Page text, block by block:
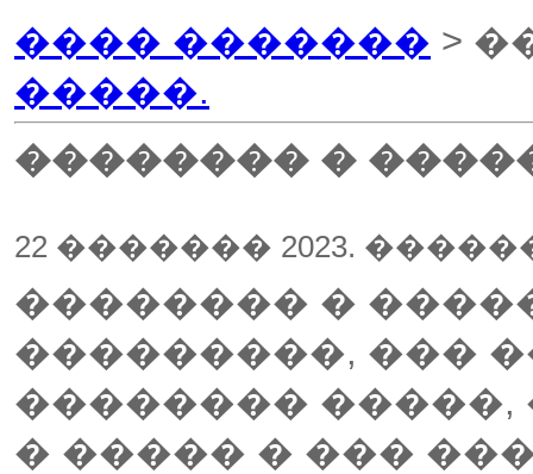
���� ������� >
�����.
�������� �
22 ������� 2023.
�������� �
���������, ���
�������� �����,
� ����� � ���